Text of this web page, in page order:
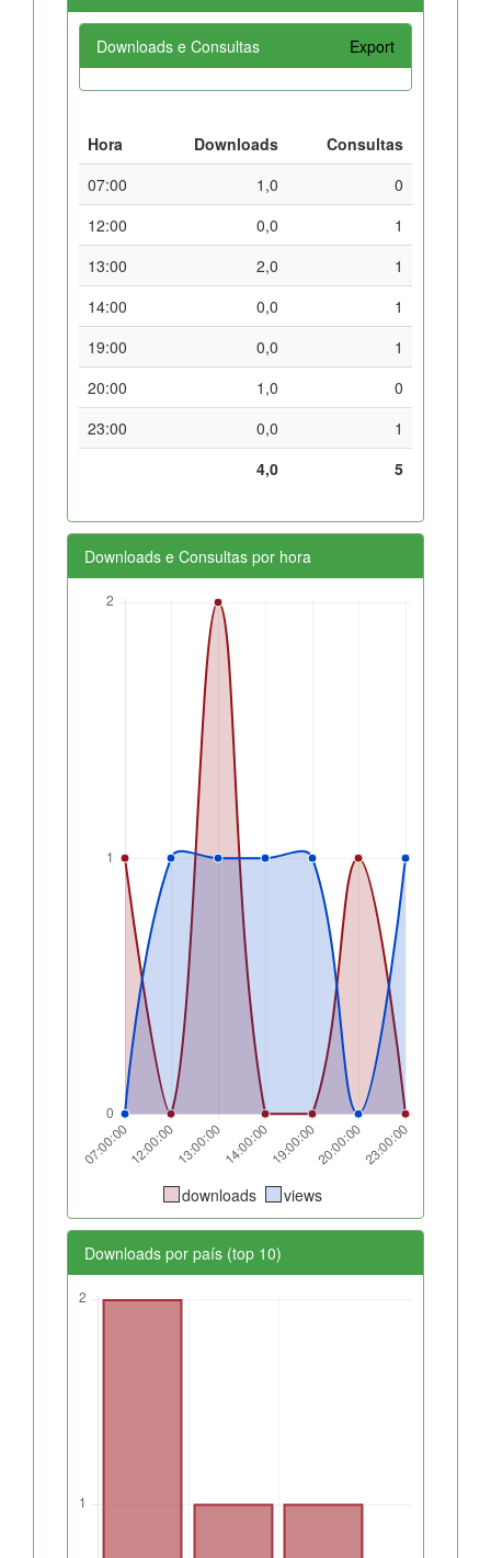
Downloads e Consultas Export
Hora Downloads
Consultas
07:00
1,0
0
12:00
0,0
1
13:00
2,0
1
14:00
0,0
1
19:00
0,0
1
20:00
1,0
0
23:00
0,0
1
4,0
5
Downloads e Consultas por hora
downloads views
Downloads por país (top 10)